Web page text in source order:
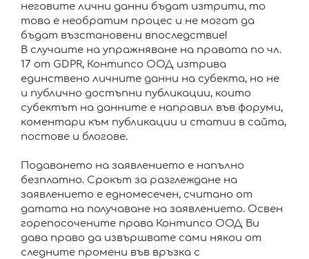
неговите лични данни бъдат изтрити, то
това е необратим процес и не могат да
бъдат възстановени впоследствие!
В случаите на упражняване на правата по чл.
17 от GDPR, Контипсо ООД изтрива
единствено личните данни на субекта, но не
и публично достъпни публикации, които
субектът на данните е направил във форуми,
коментари към публикации и статии в сайта,
постове и блогове.
Подаването на заявлението е напълно
безплатно. Срокът за разглеждане на
заявлението е едномесечен, считано от
датата на получаване на заявлението. Освен
горепосочените права Контипсо ООД Ви
дава право да извършвате сами някои от
следните промени във връзка с